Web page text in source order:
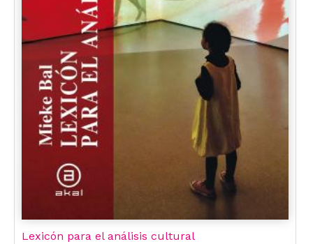
Lexicón para el análisis cultural